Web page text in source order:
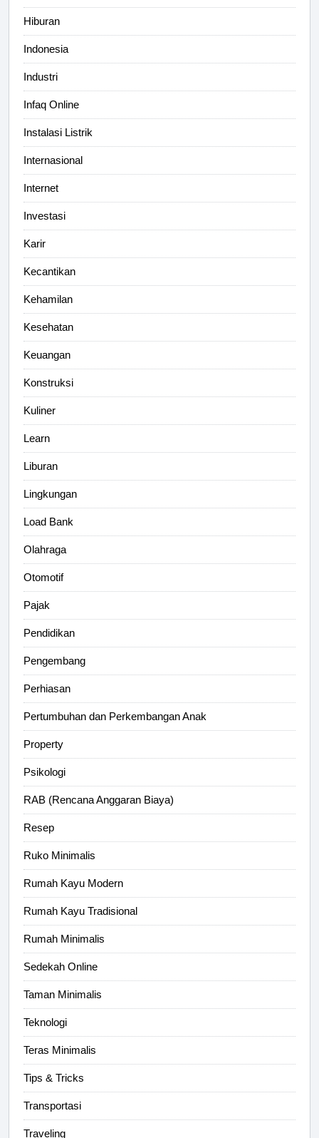
Hiburan
Indonesia
Industri
Infaq Online
Instalasi Listrik
Internasional
Internet
Investasi
Karir
Kecantikan
Kehamilan
Kesehatan
Keuangan
Konstruksi
Kuliner
Learn
Liburan
Lingkungan
Load Bank
Olahraga
Otomotif
Pajak
Pendidikan
Pengembang
Perhiasan
Pertumbuhan dan Perkembangan Anak
Property
Psikologi
RAB (Rencana Anggaran Biaya)
Resep
Ruko Minimalis
Rumah Kayu Modern
Rumah Kayu Tradisional
Rumah Minimalis
Sedekah Online
Taman Minimalis
Teknologi
Teras Minimalis
Tips & Tricks
Transportasi
Traveling